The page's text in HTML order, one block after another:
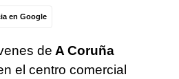
en Google
de A Coruña
el centro comercial